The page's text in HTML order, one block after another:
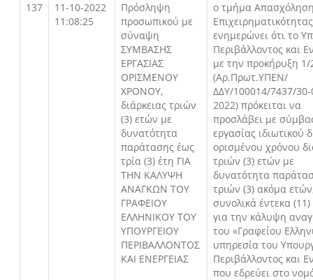
137
11-10-2022
11:08:25
Πρόσληψη
προσωπικού με
σύναψη
ΣΥΜΒΑΣΗΣ
ΕΡΓΑΣΙΑΣ
ΟΡΙΣΜΕΝΟΥ
ΧΡΟΝΟΥ,
διάρκειας τριών
(3) ετών με
δυνατότητα
παράτασης έως
τρία (3) έτη ΓΙΑ
ΤΗΝ ΚΑΛΥΨΗ
ΑΝΑΓΚΩΝ ΤΟΥ
ΓΡΑΦΕΙΟΥ
ΕΛΛΗΝΙΚΟΥ ΤΟΥ
ΥΠΟΥΡΓΕΙΟΥ
ΠΕΡΙΒΑΛΛΟΝΤΟΣ
ΚΑΙ ΕΝΕΡΓΕΙΑΣ
ο τμήμα
ενημερώνει ότι το
Περιβάλλοντος και
με την προκήρυξη 1/
(Αρ.Πρωτ.ΥΠΕΝ/
ΔΔΥ/100014/7437/
2022) πρόκειται να
προσλάβει με
εργασίας ιδιωτικού
ορισμένου χρόνου
τριών (3) ετών με
δυνατότητα
τριών (3) ακόμα
συνολικά έντεκα
για την κάλυψη
του «Γραφείου
υπηρεσία του
Περιβάλλοντος και
που εδρεύει στο